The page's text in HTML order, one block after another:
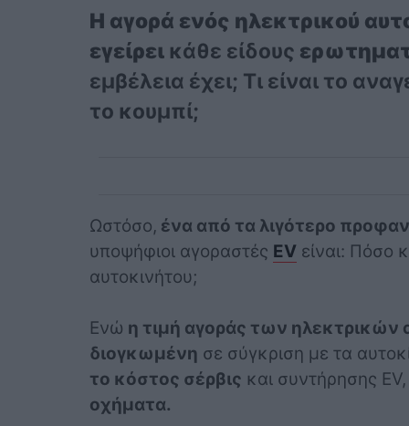
Η αγορά ενός ηλεκτρικού
εγείρεικάθε είδους
εμβέλεια έχει; Τι είναι το
το κουμπί;
Ωστόσο, ένα από τα λιγότερο
υποψήφιοι αγοραστές EV είναι: Πόσο
αυτοκινήτου;
Ενώ η τιμή αγοράς των ηλεκτρικών
διογκωμένη σε σύγκριση με τα
το κόστος σέρβις και συντήρησης EV,
οχήματα.